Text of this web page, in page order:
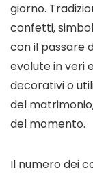
giorno.
confetti,
con il passare
evolute in veri
decorativi o
del
del momento.
Il numero dei